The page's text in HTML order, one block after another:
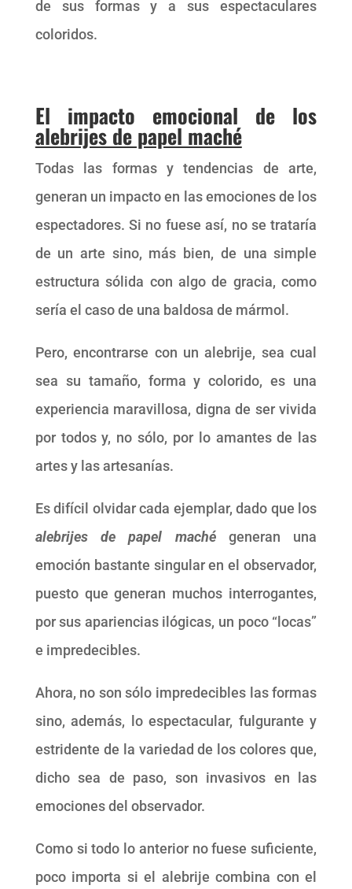
de sus formas y a sus espectaculares
coloridos.
El impacto emocional de los
alebrijes de papel maché
Todas las formas y tendencias de arte,
generan un impacto en las emociones de los
espectadores. Si no fuese así, no se trataría
de un arte sino, más bien, de una simple
estructura sólida con algo de gracia, como
sería el caso de una baldosa de mármol.
Pero, encontrarse con un alebrije, sea cual
sea su tamaño, forma y colorido, es una
experiencia maravillosa, digna de ser vivida
por todos y, no sólo, por lo amantes de las
artes y las artesanías.
Es difícil olvidar cada ejemplar, dado que los
alebrijes de papel machégeneran una
emoción bastante singular en el observador,
puesto que generan muchos interrogantes,
por sus apariencias ilógicas, un poco “locas”
e impredecibles.
Ahora, no son sólo impredecibles las formas
sino, además, lo espectacular, fulgurante y
estridente de la variedad de los colores que,
dicho sea de paso, son invasivos en las
emociones del observador.
Como si todo lo anterior no fuese suficiente,
poco importa si el alebrije combina con el